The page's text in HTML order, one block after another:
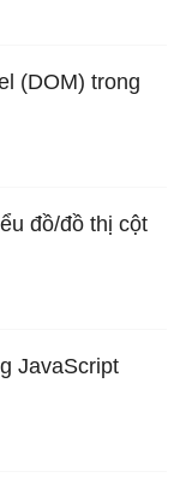
(DOM) trong
đồ/đồ thị cột
JavaScript